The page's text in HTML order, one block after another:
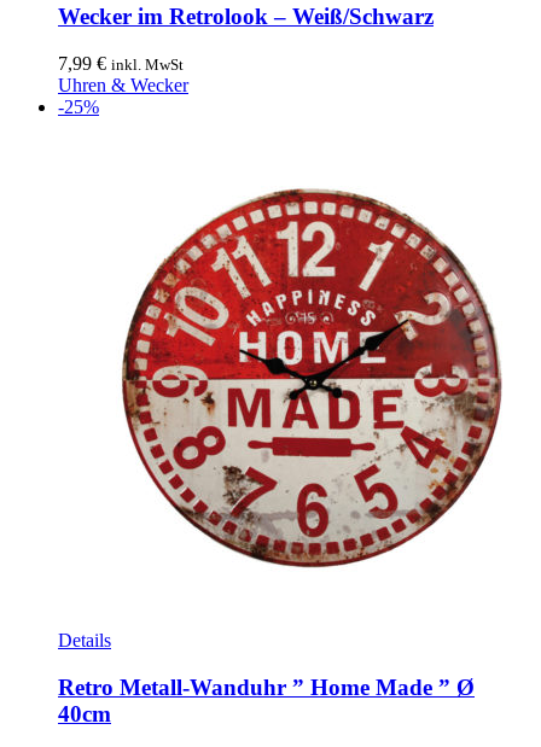
weist
mehrere
Varianten
auf.
Die
Wecker im Retrolook – Weiß/Schwarz
7,99 € inkl. MwSt
Uhren & Wecker
-25%
Details
Retro Metall-Wanduhr ” Home Made ” Ø
40cm